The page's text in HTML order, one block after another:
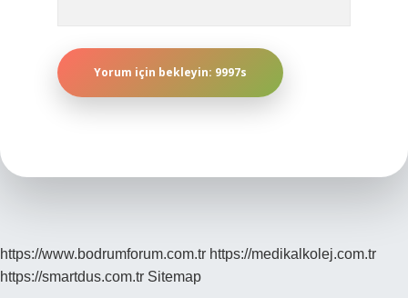
https://www.bodrumforum.com.tr https://medikalkolej.com.tr
https://smartdus.com.tr Sitemap